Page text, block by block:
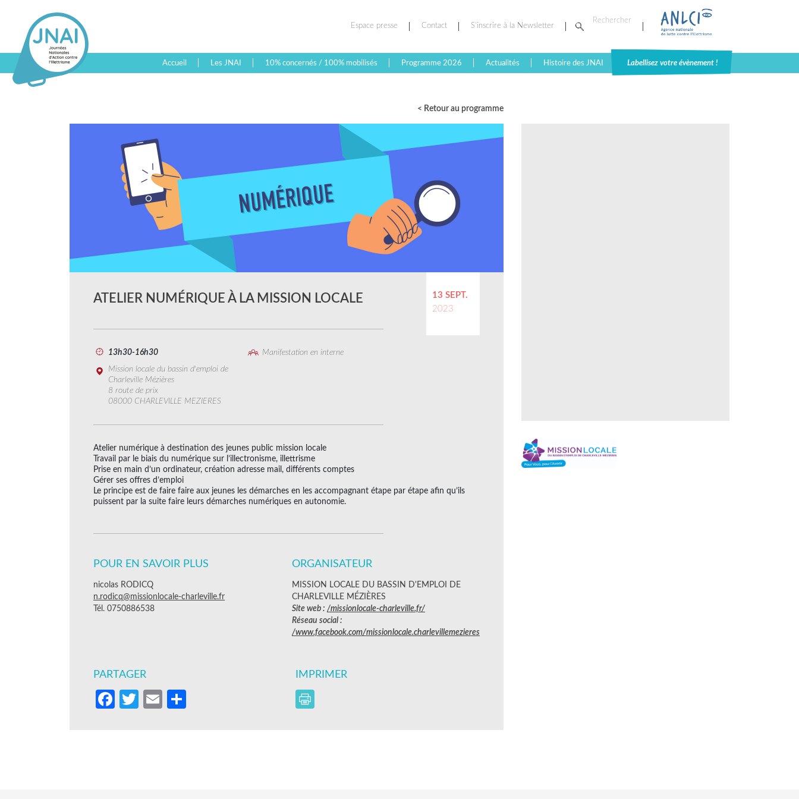
Espace presse Contact S’inscrire à la Newsletter
Accueil Les JNAI 10% concernés / 100% mobilisés Programme 2026 Actualités Histoire des JNAI Labellisez votre évènement !
< Retour au programme
13 SEPT.
2023
ATELIER NUMÉRIQUE À LA MISSION LOCALE
13h30-16h30
Manifestation en interne
Mission locale du bassin d'emploi de
Charleville Mézières
8 route de prix
08000 CHARLEVILLE MEZIERES
Atelier numérique à destination des jeunes public mission locale
Travail par le biais du numérique sur l’illectronisme, illettrisme
Prise en main d’un ordinateur, création adresse mail, différents comptes
Gérer ses offres d’emploi
Le principe est de faire faire aux jeunes les démarches en les accompagnant étape par étape afin qu’ils
puissent par la suite faire leurs démarches numériques en autonomie.
POUR EN SAVOIR PLUS
nicolas RODICQ
n.rodicq@missionlocale-charleville.fr
Tél. 0750886538
ORGANISATEUR
MISSION LOCALE DU BASSIN D'EMPLOI DE
CHARLEVILLE MÉZIÈRES
Site web : /missionlocale-charleville.fr/
Réseau social :
/www.facebook.com/missionlocale.charlevillemezieres
PARTAGER
Facebook
Twitter
Email
IMPRIMER